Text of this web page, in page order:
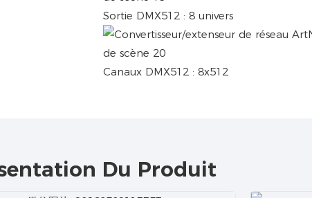
Sortie DMX512 : 8 univers
Canaux DMX512 : 8x512
Du Produit